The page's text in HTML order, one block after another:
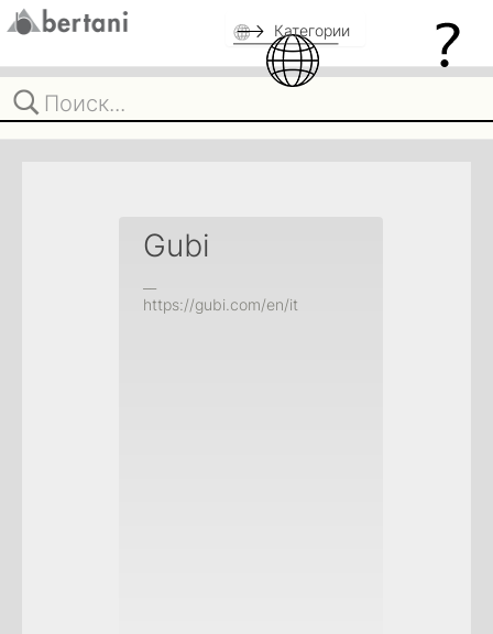
Категории
Gubi
https://gubi.com/en/it